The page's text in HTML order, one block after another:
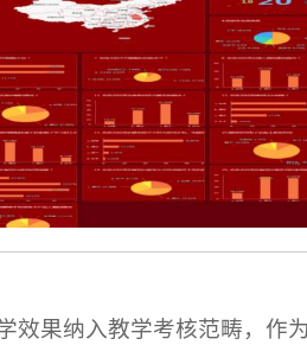
效果纳入教学考核范畴，作